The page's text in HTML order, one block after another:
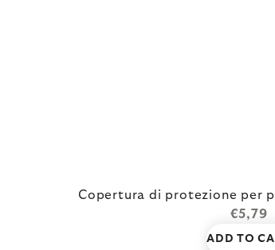
Copertura di protezione per
€5,79
ADD TO